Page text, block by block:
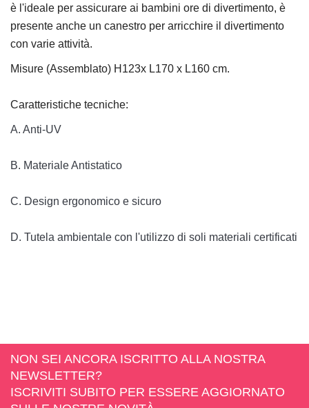
è l'ideale per assicurare ai bambini ore di divertimento, è
presente anche un canestro per arricchire il divertimento
con varie attività.
Misure (Assemblato) H123x L170 x L160 cm.
Caratteristiche tecniche:
A. Anti-UV
B. Materiale Antistatico
C. Design ergonomico e sicuro
D. Tutela ambientale con l'utilizzo di soli materiali certificati
NON SEI ANCORA ISCRITTO ALLA NOSTRA
NEWSLETTER?
ISCRIVITI SUBITO PER ESSERE AGGIORNATO